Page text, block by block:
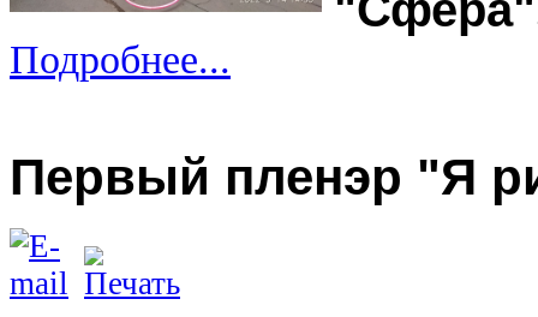
Подробнее...
Первый пленэр "Я